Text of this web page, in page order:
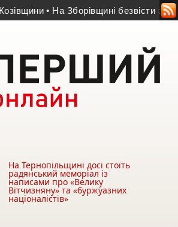
• На Зборівщині безвісти зник чоловік
На Тернопільщині досі стоїть
радянський меморіал із
написами про «Велику
Вітчизняну» та «буржуазних
націоналістів»